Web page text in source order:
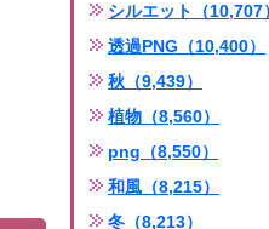
シルエット（10,707）
透過PNG（10,400）
秋（9,439）
植物（8,560）
png（8,550）
和風（8,215）
冬（8,213）